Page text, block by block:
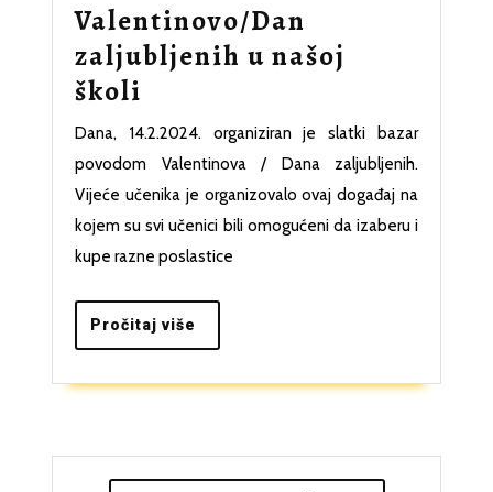
Valentinovo/Dan
zaljubljenih u našoj
školi
zaljubljenih
u
našoj
školi
Dana, 14.2.2024. organiziran je slatki bazar
povodom Valentinova / Dana zaljubljenih.
Vijeće učenika je organizovalo ovaj događaj na
kojem su svi učenici bili omogućeni da izaberu i
kupe razne poslastice
Pročitaj više
više